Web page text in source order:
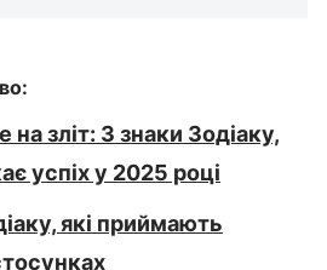
на зліт: 3 знаки Зодіаку,
успіх у 2025 році
які приймають